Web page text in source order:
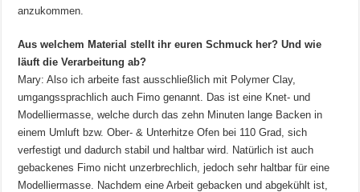
anzukommen.
Aus welchem Material stellt ihr euren Schmuck her? Und wie
läuft die Verarbeitung ab?
Mary: Also ich arbeite fast ausschließlich mit Polymer Clay,
umgangssprachlich auch Fimo genannt. Das ist eine Knet- und
Modelliermasse, welche durch das zehn Minuten lange Backen in
einem Umluft bzw. Ober- & Unterhitze Ofen bei 110 Grad, sich
verfestigt und dadurch stabil und haltbar wird. Natürlich ist auch
gebackenes Fimo nicht unzerbrechlich, jedoch sehr haltbar für eine
Modelliermasse. Nachdem eine Arbeit gebacken und abgekühlt ist,